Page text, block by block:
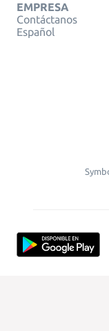
EMPRESA
Contáctanos
Español